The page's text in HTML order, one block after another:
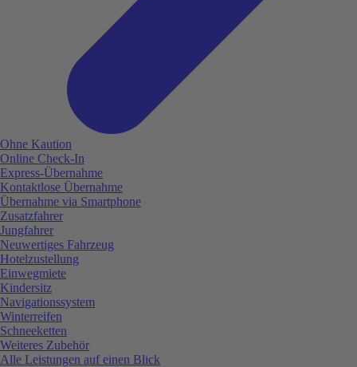
Ohne Kaution
Online Check-In
Express-Übernahme
Kontaktlose Übernahme
Übernahme via Smartphone
Zusatzfahrer
Jungfahrer
Neuwertiges Fahrzeug
Hotelzustellung
Einwegmiete
Kindersitz
Navigationssystem
Winterreifen
Schneeketten
Weiteres Zubehör
Alle Leistungen auf einen Blick